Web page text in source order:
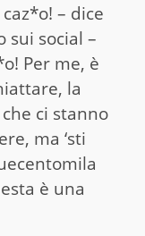
– dice
sui social –
Per me, è
la
ci stanno
ma ‘sti
è una